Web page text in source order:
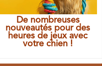
De nombreuses
nouveautés pour des
heures de jeux avec
votre chien !